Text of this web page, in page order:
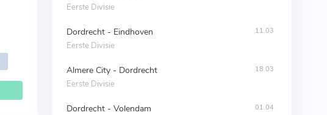
Eerste Divisie
Dordrecht - Eindhoven
Eerste Divisie
11.03
Almere City - Dordrecht
Eerste Divisie
18.03
Dordrecht - Volendam 01.04